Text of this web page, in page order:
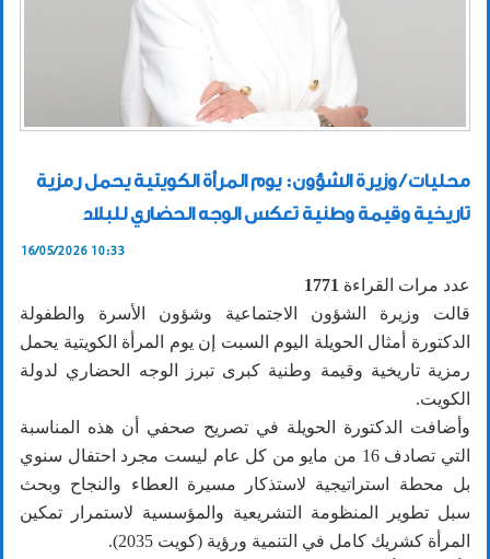
محليات / وزيرة الشؤون: يوم المرأة الكويتية يحمل رمزية
تاريخية وقيمة وطنية تعكس الوجه الحضاري للبلاد
16/05/2026 10:33
عدد مرات القراءة 1771
قالت وزيرة الشؤون الاجتماعية وشؤون الأسرة والطفولة
الدكتورة أمثال الحويلة اليوم السبت إن يوم المرأة الكويتية يحمل
رمزية تاريخية وقيمة وطنية كبرى تبرز الوجه الحضاري لدولة
الكويت.
وأضافت الدكتورة الحويلة في تصريح صحفي أن هذه المناسبة
التي تصادف 16 من مايو من كل عام ليست مجرد احتفال سنوي
بل محطة استراتيجية لاستذكار مسيرة العطاء والنجاح وبحث
سبل تطوير المنظومة التشريعية والمؤسسية لاستمرار تمكين
المرأة كشريك كامل في التنمية ورؤية (كويت 2035).